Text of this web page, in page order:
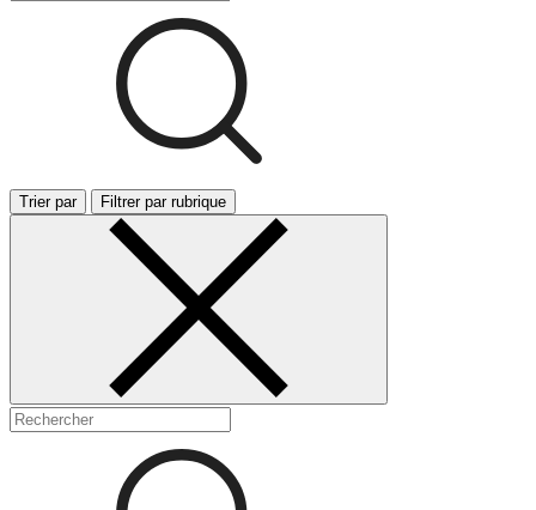
Trier par Filtrer par rubrique